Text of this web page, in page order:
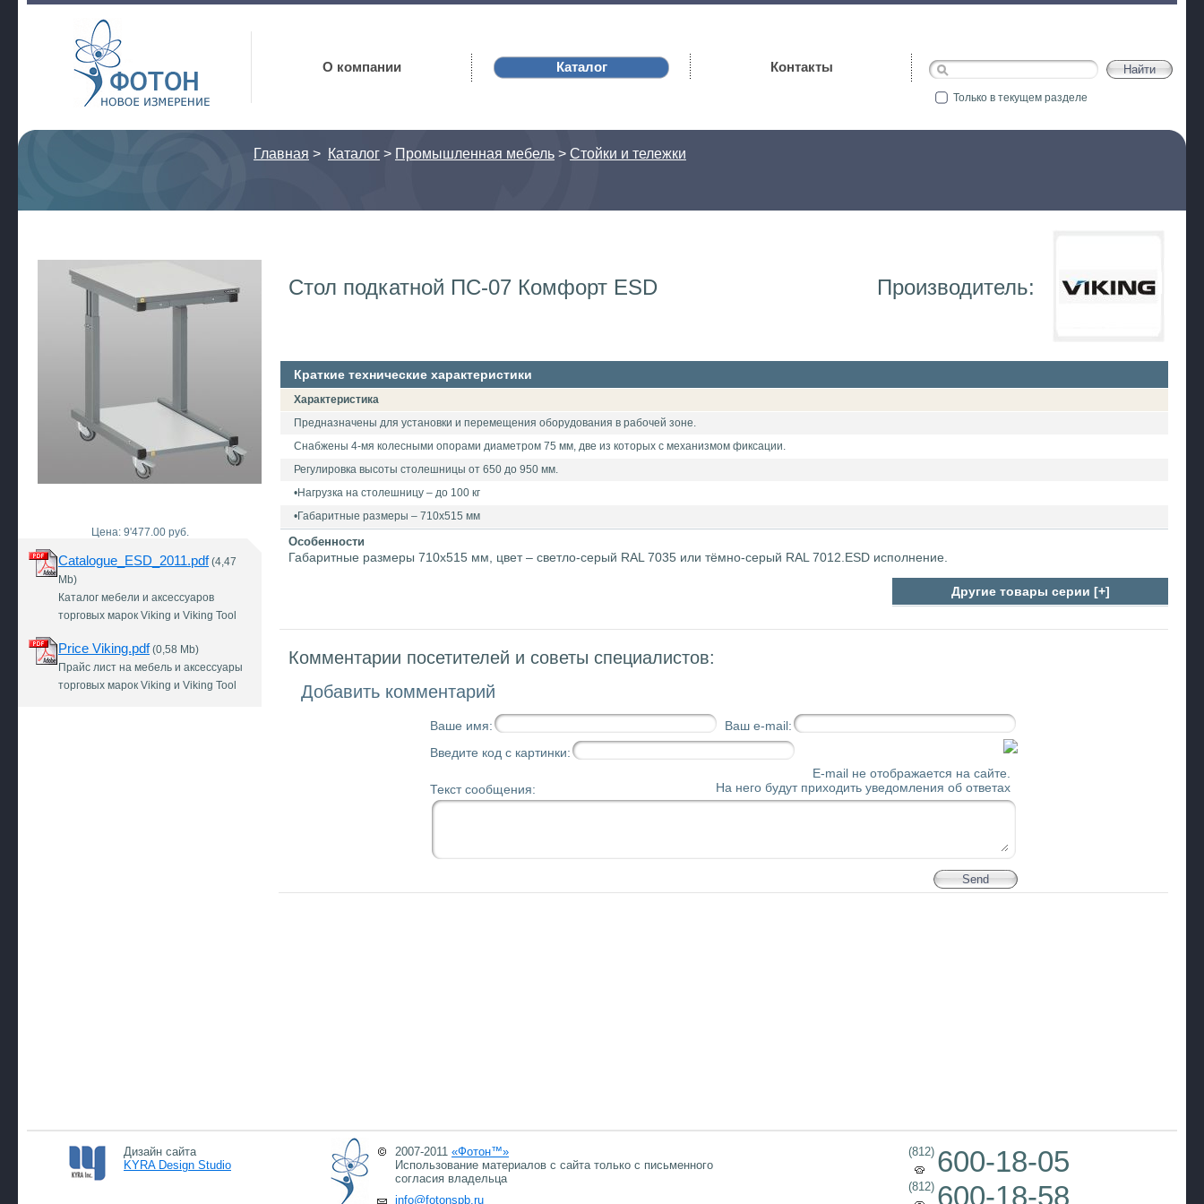
Фотон
О компании Каталог Контакты
Только в текущем разделе
Главная > Каталог > Промышленная мебель > Стойки и тележки
Цена: 9'477.00 руб.
Catalogue_ESD_2011.pdf(4,47
Mb)
Каталог мебели и аксессуаров
торговых марок Viking и Viking Tool
Price Viking.pdf(0,58 Mb)
Прайс лист на мебель и аксессуары
торговых марок Viking и Viking Tool
Стол подкатной ПС-07 Комфорт ESD Производитель:
Краткие технические характеристики
Характеристика
Предназначены для установки и перемещения оборудования в рабочей зоне.
Снабжены 4-мя колесными опорами диаметром 75 мм, две из которых с механизмом фиксации.
Регулировка высоты столешницы от 650 до 950 мм.
•Нагрузка на столешницу – до 100 кг
•Габаритные размеры – 710х515 мм
Особенности
Габаритные размеры 710х515 мм, цвет – светло-серый RAL 7035 или тёмно-серый RAL 7012.ESD исполнение.
Другие товары серии [+]
Комментарии посетителей и советы специалистов:
Добавить комментарий
Ваше имя:
Ваш e-mail:
Введите код с картинки:
Текст сообщения:
E-mail не отображается на сайте.
На него будут приходить уведомления об ответах
Дизайн сайта
KYRA Design Studio
2007-2011 «Фотон™»
Использование материалов с сайта только с письменного
согласия владельца
info@fotonspb.ru
(812) 600-18-05
(812) 600-18-58